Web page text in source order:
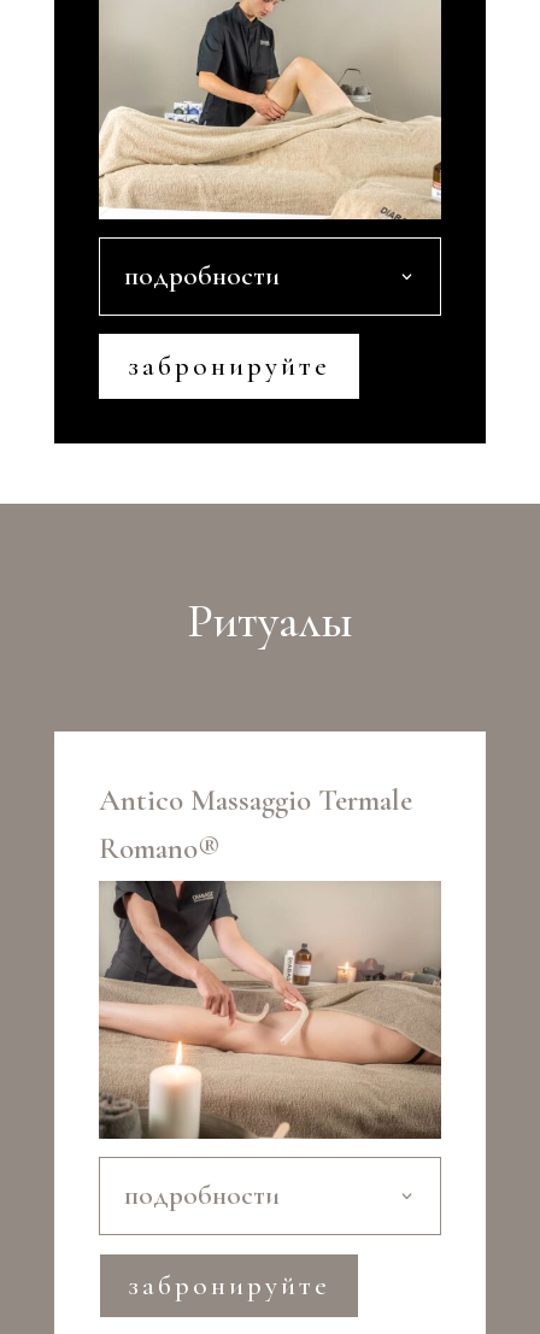
подробности
забронируйте
Pитуалы
Antico Massaggio Termale
Romano®
подробности
забронируйте